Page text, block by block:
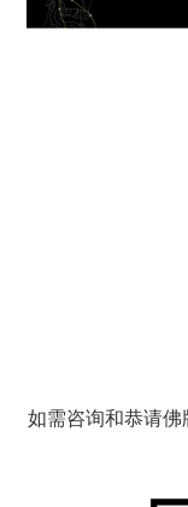
如需咨询和恭请佛